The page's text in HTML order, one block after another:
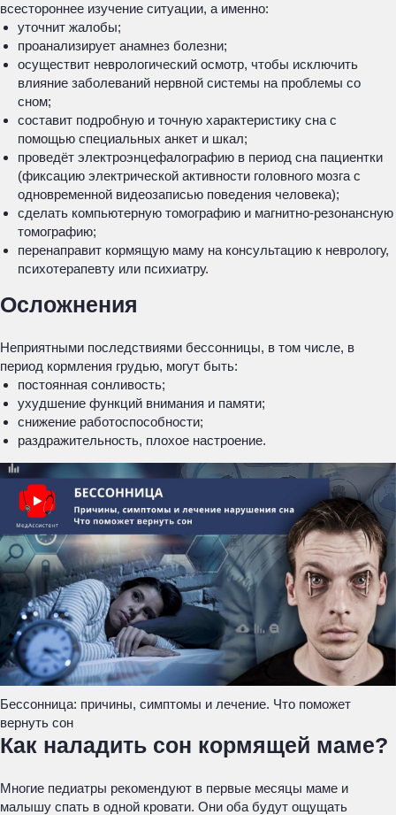
всестороннее изучение ситуации, а именно:
уточнит жалобы;
проанализирует анамнез болезни;
осуществит неврологический осмотр, чтобы исключить
влияние заболеваний нервной системы на проблемы со
сном;
составит подробную и точную характеристику сна с
помощью специальных анкет и шкал;
проведёт электроэнцефалографию в период сна пациентки
(фиксацию электрической активности головного мозга с
одновременной видеозаписью поведения человека);
сделать компьютерную томографию и магнитно-резонансную
томографию;
перенаправит кормящую маму на консультацию к неврологу,
психотерапевту или психиатру.
Осложнения
Неприятными последствиями бессонницы, в том числе, в
период кормления грудью, могут быть:
постоянная сонливость;
ухудшение функций внимания и памяти;
снижение работоспособности;
раздражительность, плохое настроение.
Бессонница: причины, симптомы и лечение. Что поможет
вернуть сон
Как наладить сон кормящей маме?
Многие педиатры рекомендуют в первые месяцы маме и
малышу спать в одной кровати. Они оба будут ощущать